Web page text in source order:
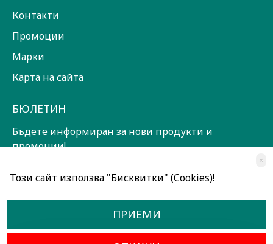
Контакти
Промоции
Марки
Карта на сайта
БЮЛЕТИН
Бъдете информиран за нови продукти и
промоции!
Прочетох и съм съгласен сОбщи условия
×
Този сайт използва "Бисквитки" (Cookies)!
ПРИЕМИ